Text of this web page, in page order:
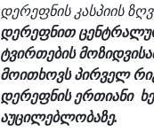
დერეფნის კასპიის
დერეფნით
ტვირთების
მოითხოვს პირველ
დერეფნის ერთიანი
აუცილებლობაზე.